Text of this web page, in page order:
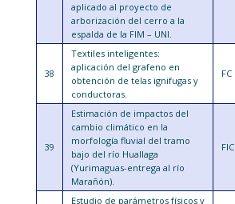
aplicado al proyecto de
arborización del cerro a la
espalda de la FIM – UNI.
38
Textiles inteligentes:
aplicación del grafeno en
obtención de telas ignifugas y
conductoras.
FC
39
Estimación de impactos del
cambio climático en la
morfología fluvial del tramo
bajo del río Huallaga
(Yurimaguas-entrega al río
Marañón).
FIC
Estudio de parámetros físicos y